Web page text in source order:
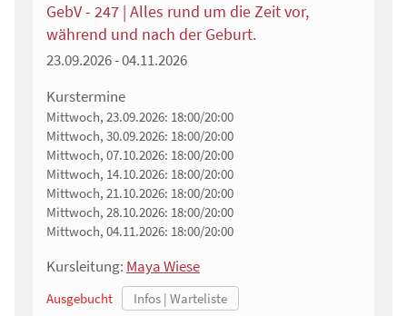
GebV - 247 | Alles rund um die Zeit vor,
während und nach der Geburt.
23.09.2026 - 04.11.2026
Kurstermine
Mittwoch, 23.09.2026: 18:00/20:00
Mittwoch, 30.09.2026: 18:00/20:00
Mittwoch, 07.10.2026: 18:00/20:00
Mittwoch, 14.10.2026: 18:00/20:00
Mittwoch, 21.10.2026: 18:00/20:00
Mittwoch, 28.10.2026: 18:00/20:00
Mittwoch, 04.11.2026: 18:00/20:00
Kursleitung: Maya Wiese
Ausgebucht